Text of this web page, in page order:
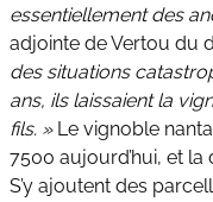
essentiellement des
adjointe de Vertou du
des situations
ans, ils laissaient la
fils. »Le vignoble
7500 aujourd’hui, et
S’y ajoutent des